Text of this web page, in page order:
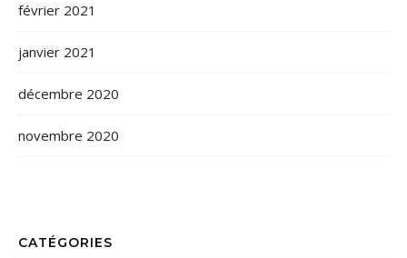
février 2021
janvier 2021
décembre 2020
novembre 2020
CATÉGORIES